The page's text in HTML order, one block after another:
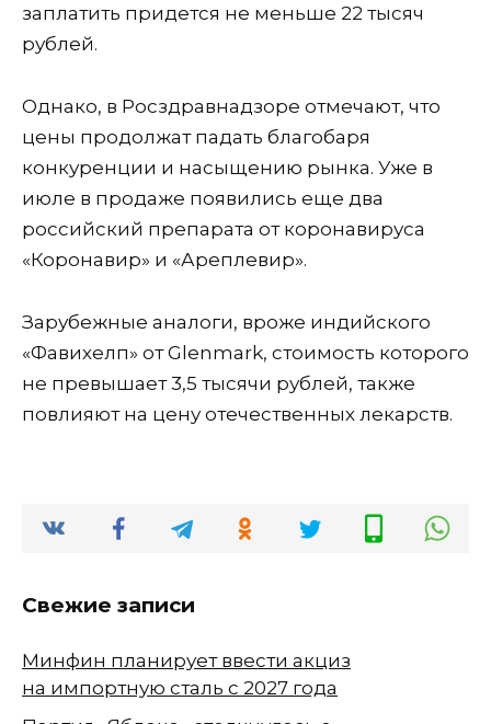
заплатить придется не меньше 22 тысяч
рублей.
Однако, в Росздравнадзоре отмечают, что
цены продолжат падать благобаря
конкуренции и насыщению рынка. Уже в
июле в продаже появились еще два
российский препарата от коронавируса
«Коронавир» и «Ареплевир».
Зарубежные аналоги, вроже индийского
«Фавихелп» от Glenmark, стоимость которого
не превышает 3,5 тысячи рублей, также
повлияют на цену отечественных лекарств.
Свежие записи
Минфин планирует ввести акциз
на импортную сталь с 2027 года